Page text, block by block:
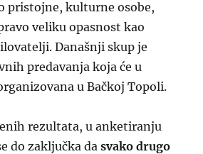
pristojne, kulturne osobe,
veliku opasnost kao
Današnji skup je
predavanja koja će u
u Bačkoj Topoli.
rezultata, u anketiranju
do zaključka dasvako drugo